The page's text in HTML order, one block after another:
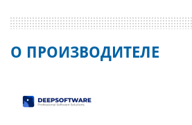
О ПРОИЗВОДИТЕЛЕ